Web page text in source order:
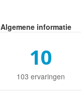
Algemene informatie
10
103 ervaringen